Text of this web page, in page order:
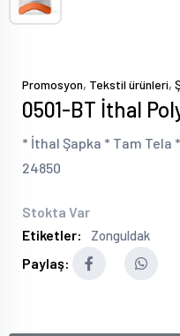
Promosyon, Tekstil ürünleri,
0501-BT İthal
* İthal Şapka * Tam Tela
24850
Stokta Var
Etiketler:
Zonguldak
Paylaş: